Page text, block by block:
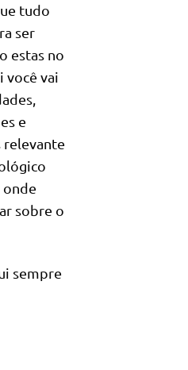
tudo
ser
estas no
você vai
e
relevante
onde
sobre o
sempre